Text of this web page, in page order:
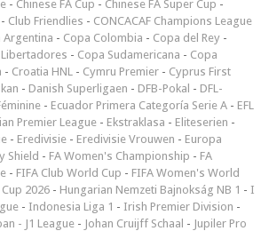
- Chinese FA Cup - Chinese FA Super Cup -
- Club Friendlies - CONCACAF Champions League
Argentina - Copa Colombia - Copa del Rey -
- Copa Sudamericana - Copa
- Croatia HNL - Cymru Premier - Cyprus First
- Danish Superligaen - DFB-Pokal - DFL-
- Ecuador Primera Categoría Serie A - EFL
Premier League - Ekstraklasa - Eliteserien -
- Eredivisie - Eredivisie Vrouwen - Europa
Shield - FA Women's Championship - FA
- FIFA Club World Cup - FIFA Women's World
2026 - Hungarian Nemzeti Bajnokság NB 1 - I
- Indonesia Liga 1 - Irish Premier Division -
- J1 League - Johan Cruijff Schaal - Jupiler Pro